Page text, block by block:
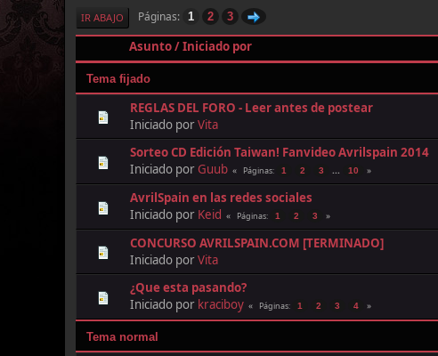
IR ABAJO Páginas 1 2 3
Asunto/Iniciado por
Tema fijado
REGLAS DEL FORO - Leer antes de postear
Iniciado porVita
Sorteo CD Edición Taiwan! Fanvideo Avrilspain 2014
Iniciado porGuub Páginas 1 2 3 ... 10
AvrilSpain en las redes sociales
Iniciado por Keid Páginas 1 2 3
CONCURSO AVRILSPAIN.COM [TERMINADO]
Iniciado porVita
¿Que esta pasando?
Iniciado por kraciboy Páginas 1 2 3 4
Tema normal